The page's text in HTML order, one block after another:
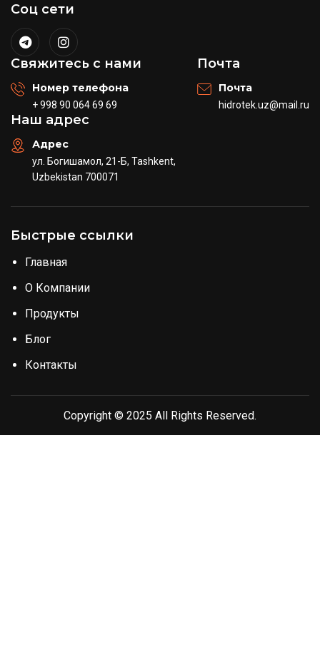
Соц сети
Свяжитесь с нами
Номер телефона
+ 998 90 064 69 69
Почта
Почта
hidrotek.uz@mail.ru
Наш адрес
Адрес
ул. Богишамол, 21-Б, Tashkent,
Uzbekistan 700071
Быстрые ссылки
Главная
О Компании
Продукты
Блог
Контакты
Copyright © 2025 All Rights Reserved.